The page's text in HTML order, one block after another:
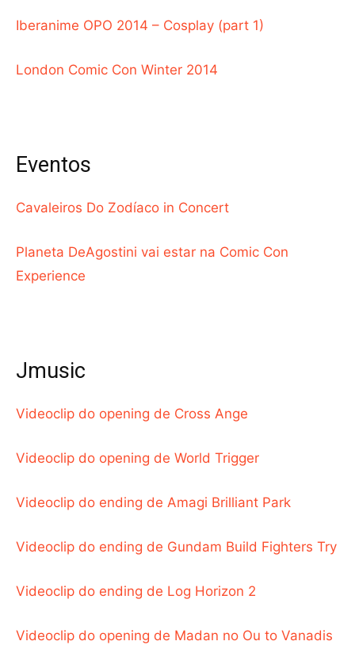
Iberanime OPO 2014 – Cosplay (part 1)
London Comic Con Winter 2014
Eventos
Cavaleiros Do Zodíaco in Concert
Planeta DeAgostini vai estar na Comic Con
Experience
Jmusic
Videoclip do opening de Cross Ange
Videoclip do opening de World Trigger
Videoclip do ending de Amagi Brilliant Park
Videoclip do ending de Gundam Build Fighters Try
Videoclip do ending de Log Horizon 2
Videoclip do opening de Madan no Ou to Vanadis